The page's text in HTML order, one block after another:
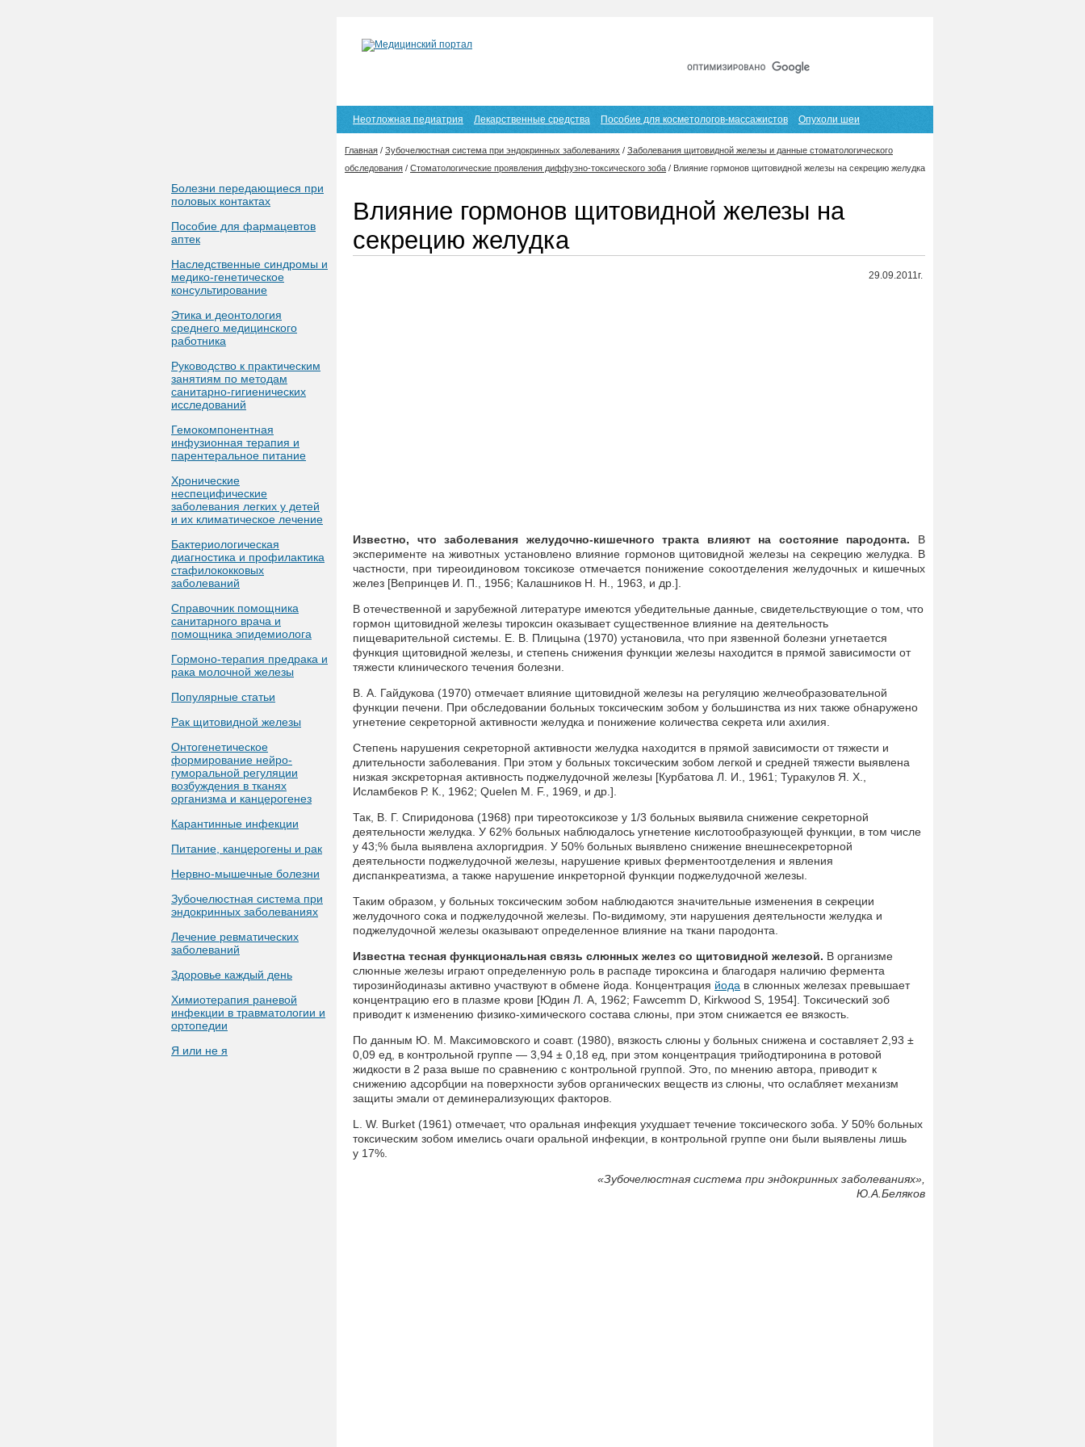
Болезни передающиеся при
половых контактах
Пособие для фармацевтов
аптек
Наследственные синдромы и
медико-генетическое
консультирование
Этика и деонтология
среднего медицинского
работника
Руководство к практическим
занятиям по методам
санитарно-гигиенических
исследований
Гемокомпонентная
инфузионная терапия и
парентеральное питание
Хронические
неспецифические
заболевания легких у детей
и их климатическое лечение
Бактериологическая
диагностика и профилактика
стафилококковых
заболеваний
Справочник помощника
санитарного врача и
помощника эпидемиолога
Гормоно-терапия предрака и
рака молочной железы
Популярные статьи
Рак щитовидной железы
Онтогенетическое
формирование нейро-
гуморальной регуляции
возбуждения в тканях
организма и канцерогенез
Карантинные инфекции
Питание, канцерогены и рак
Нервно-мышечные болезни
Зубочелюстная система при
эндокринных заболеваниях
Лечение ревматических
заболеваний
Здоровье каждый день
Химиотерапия раневой
инфекции в травматологии и
ортопедии
Я или не я
Неотложная педиатрия Лекарственные средства Пособие для косметологов-массажистов Опухоли шеи
Главная / Зубочелюстная система при эндокринных заболеваниях / Заболевания щитовидной железы и данные стоматологического
обследования / Стоматологические проявления диффузно-токсического зоба / Влияние гормонов щитовидной железы на секрецию желудка
Влияние гормонов щитовидной железы на
секрецию желудка
29.09.2011г.
Известно, что заболевания желудочно-кишечного тракта влияют на состояние пародонта. В
эксперименте на животных установлено влияние гормонов щитовидной железы на секрецию желудка. В
частности, при тиреоидиновом токсикозе отмечается понижение сокоотделения желудочных и кишечных
желез [Вепринцев И. П., 1956; Калашников Н. Н., 1963, и др.].
В отечественной и зарубежной литературе имеются убедительные данные, свидетельствующие о том, что
гормон щитовидной железы тироксин оказывает существенное влияние на деятельность
пищеварительной системы. Е. В. Плицына (1970) установила, что при язвенной болезни угнетается
функция щитовидной железы, и степень снижения функции железы находится в прямой зависимости от
тяжести клинического течения болезни.
В. А. Гайдукова (1970) отмечает влияние щитовидной железы на регуляцию желчеобразовательной
функции печени. При обследовании больных токсическим зобом у большинства из них также обнаружено
угнетение секреторной активности желудка и понижение количества секрета или ахилия.
Степень нарушения секреторной активности желудка находится в прямой зависимости от тяжести и
длительности заболевания. При этом у больных токсическим зобом легкой и средней тяжести выявлена
низкая экскреторная активность поджелудочной железы [Курбатова Л. И., 1961; Туракулов Я. X.,
Исламбеков Р. К., 1962; Quelen М. F., 1969, и др.].
Так, В. Г. Спиридонова (1968) при тиреотоксикозе у 1/3 больных выявила снижение секреторной
деятельности желудка. У 62% больных наблюдалось угнетение кислотообразующей функции, в том числе
у 43;% была выявлена ахлоргидрия. У 50% больных выявлено снижение внешнесекреторной
деятельности поджелудочной железы, нарушение кривых ферментоотделения и явления
диспанкреатизма, а также нарушение инкреторной функции поджелудочной железы.
Таким образом, у больных токсическим зобом наблюдаются значительные изменения в секреции
желудочного сока и поджелудочной железы. По-видимому, эти нарушения деятельности желудка и
поджелудочной железы оказывают определенное влияние на ткани пародонта.
Известна тесная функциональная связь слюнных желез со щитовидной железой. В организме
слюнные железы играют определенную роль в распаде тироксина и благодаря наличию фермента
тирозинйодиназы активно участвуют в обмене йода. Концентрация йода в слюнных железах превышает
концентрацию его в плазме крови [Юдин Л. А, 1962; Fawcemm D, Kirkwood S, 1954]. Токсический зоб
приводит к изменению физико-химического состава слюны, при этом снижается ее вязкость.
По данным Ю. М. Максимовского и соавт. (1980), вязкость слюны у больных снижена и составляет 2,93 ±
0,09 ед, в контрольной группе — 3,94 ± 0,18 ед, при этом концентрация трийодтиронина в ротовой
жидкости в 2 раза выше по сравнению с контрольной группой. Это, по мнению автора, приводит к
снижению адсорбции на поверхности зубов органических веществ из слюны, что ослабляет механизм
защиты эмали от деминерализующих факторов.
L. W. Burket (1961) отмечает, что оральная инфекция ухудшает течение токсического зоба. У 50% больных
токсическим зобом имелись очаги оральной инфекции, в контрольной группе они были выявлены лишь
у 17%.
«Зубочелюстная система при эндокринных заболеваниях»,
Ю.А.Беляков